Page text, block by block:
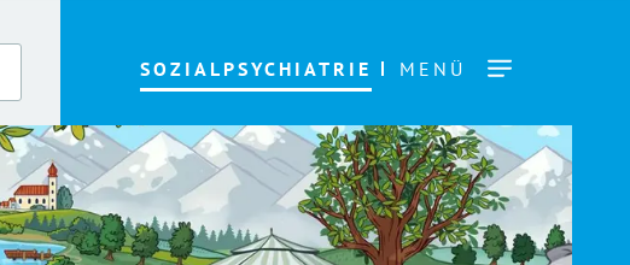
SOZIALPSYCHIATRIE MENÜ